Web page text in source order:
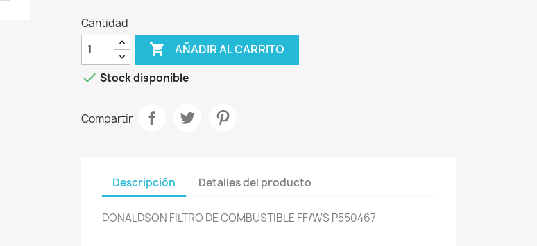
Cantidad
 AÑADIR AL CARRITO
 Stock disponible
Compartir
Descripción Detalles del producto
DONALDSON FILTRO DE COMBUSTIBLE FF/WS P550467